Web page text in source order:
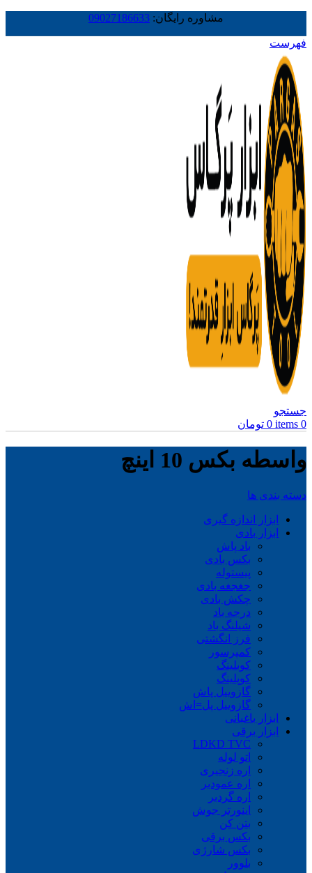
مشاوره رایگان: 09027186633
فهرست
جستجو
0
items
0 تومان
واسطه بکس 10 اینچ
دسته بندی ها
ابزار اندازه گیری
ابزار بادی
باد پاش
بکس بادی
پیستوله
جغجغه بادی
چکش بادی
درجه باد
شیلنگ باد
فرز انگشتی
کمپرسور
کوبلینگ
کوپلینگ
گازوییل پاش
گازوییل پل=اش
ابزار باغبانی
ابزار برقی
LDKD TVC
اتو لوله
اره زنجیری
اره عمودبر
اره گردبر
اینورتر جوش
بتن کن
بکس برقی
بکس شارژی
بلوور